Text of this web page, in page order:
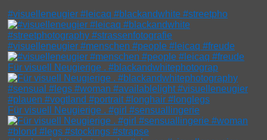
#visuelleneugier #leicaq #blackandwhite #streetpho
#visuelleneugier #menschen #people #leicaq #freude
Für visuell Neugierige . #blackandwhitephotograp
Für visuell Neugierige . #girl #sensuallingerie